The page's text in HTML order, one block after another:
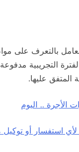
بالتعرف على
التجريبية
المتفق عليها.
الأجرة .. اليوم